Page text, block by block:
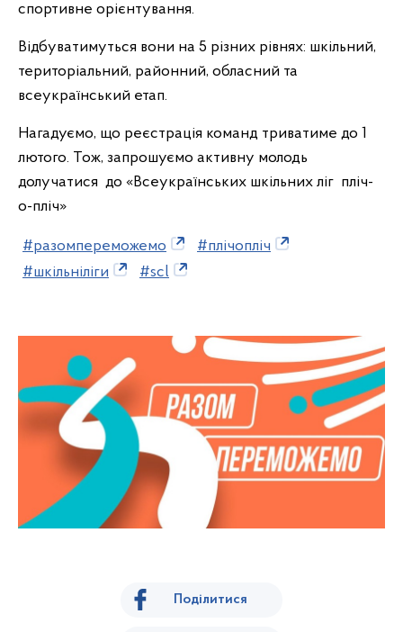
спортивне орієнтування.
Відбуватимуться вони на 5 різних рівнях: шкільний,
територіальний, районний, обласний та
всеукраїнський етап.
Нагадуємо, що реєстрація команд триватиме до 1
лютого. Тож, запрошуємо активну молодь
долучатися до «Всеукраїнських шкільних ліг пліч-
о-пліч»
#разомпереможемо
#плічопліч
#шкільніліги
#scl
Поділитися